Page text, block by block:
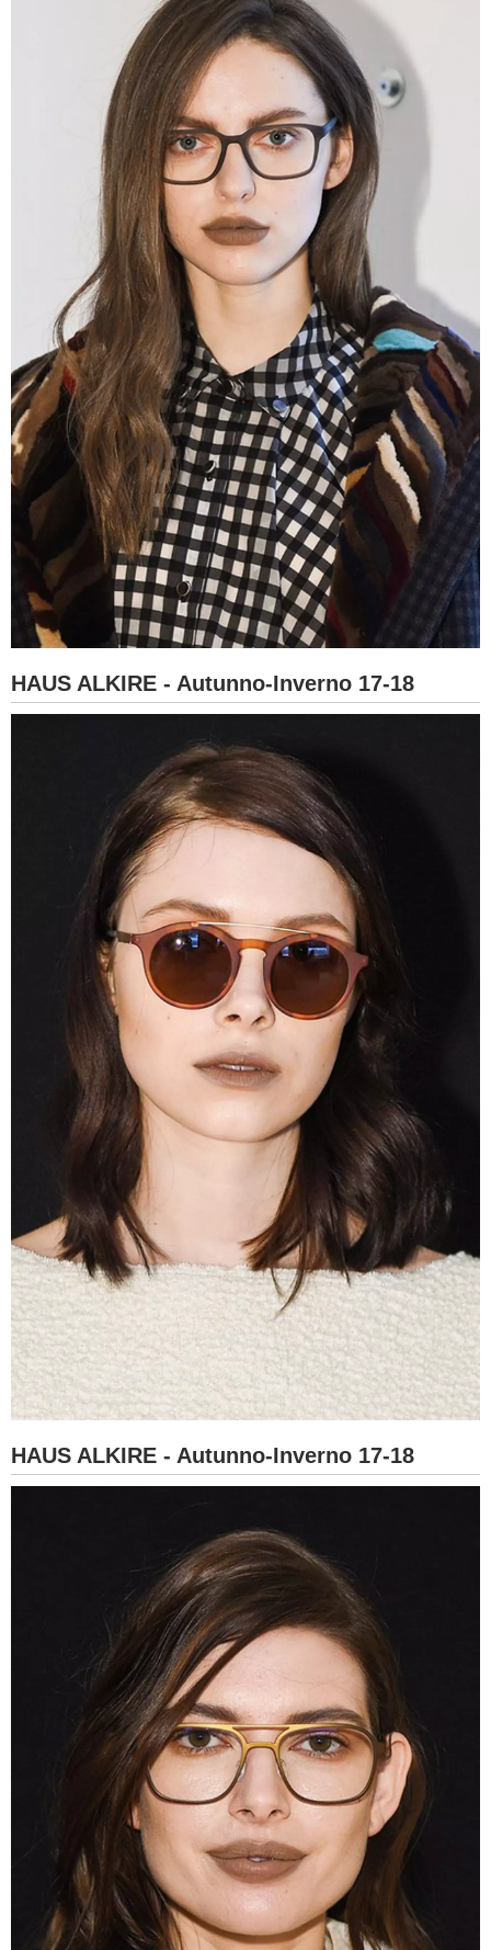
HAUS ALKIRE - Autunno-Inverno 17-18
HAUS ALKIRE - Autunno-Inverno 17-18